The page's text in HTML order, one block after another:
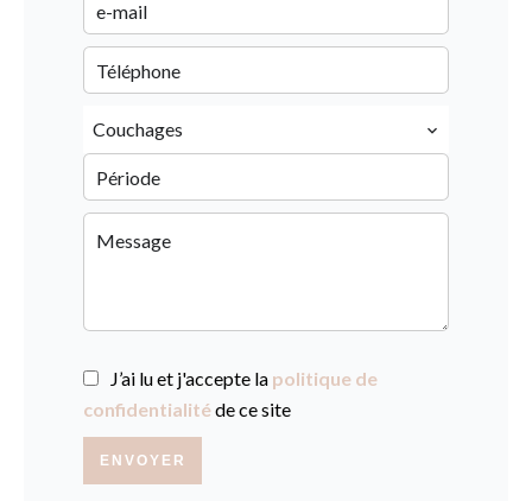
Couchages
J’ai lu et j'accepte la politique de
confidentialitéde ce site
ENVOYER